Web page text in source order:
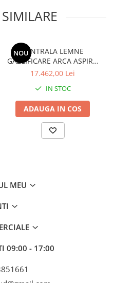
NOUCENTRALA LEMNE
GAZEIFICARE ARCA ASPIRO
29RI INOX – 30kW
17.462,00 Lei
IN STOC
ADAUGA IN COS
MEU
09:00 - 17:00